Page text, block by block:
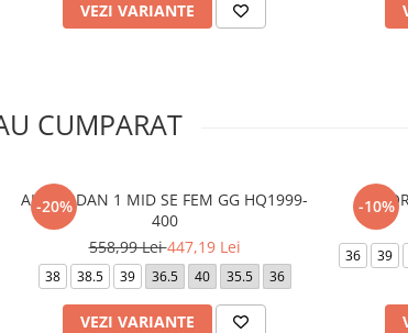
VEZI VARIANTE
CUMPARAT
-20%
AIR JORDAN 1 MID SE FEM GG HQ1999-
400
558,99 Lei447,19 Lei
38 38.5 39 36.5 40 35.5 36
VEZI VARIANTE
-10%
AIR
36 39